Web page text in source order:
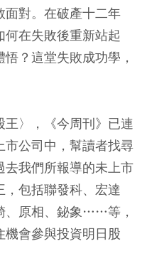
面對。在破產十二年
在失敗後重新站起
？這堂失敗成功學，
〉，《今周刊》已連
公司中，幫讀者找尋
我們所報導的未上市
包括聯發科、宏達
、原相、鉍象……等，
會參與投資明日股